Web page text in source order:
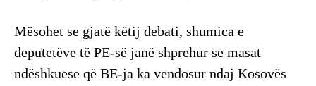
Mësohet se gjatë këtij debati, shumica e
deputetëve të PE-së janë shprehur se masat
ndëshkuese që BE-ja ka vendosur ndaj Kosovës